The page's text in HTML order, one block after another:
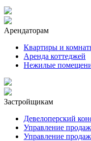
Арендаторам
Квартиры и
Аренда коттеджей
Нежилые
Застройщикам
Девелоперский
Управление
Управление